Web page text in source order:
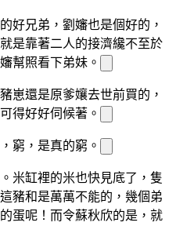
好兄弟，劉嬸也是個好的，
是靠著二人的接濟纔不至於
幫照看下弟妹。
崽還是原爹孃去世前買的，
得好好伺候著。
，窮，是真的窮。
米缸裡的米也快見底了，隻
這豬和是萬萬不能的，幾個弟
蛋呢！而令蘇秋欣的是，就